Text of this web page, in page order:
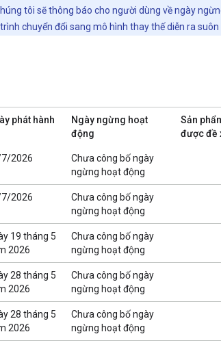
tôi sẽ thông báo cho người dùng về ngày
chuyển đổi sang mô hình thay thế diễn ra suôn
phát hành
Ngày ngừng hoạt
động
Sản
được đề
2026
Chưa công bố ngày
ngừng hoạt động
2026
Chưa công bố ngày
ngừng hoạt động
19 tháng 5
2026
Chưa công bố ngày
ngừng hoạt động
28 tháng 5
2026
Chưa công bố ngày
ngừng hoạt động
28 tháng 5
2026
Chưa công bố ngày
ngừng hoạt động